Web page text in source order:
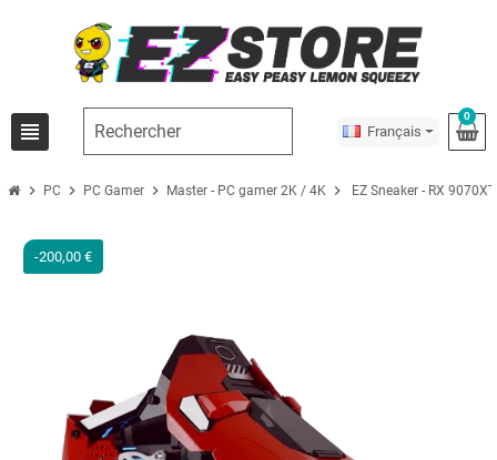
view_headline Français
0
chevron_right PC chevron_right PC Gamer chevron_right Master - PC gamer 2K / 4K chevron_right EZ Sneaker - RX
-200,00 €